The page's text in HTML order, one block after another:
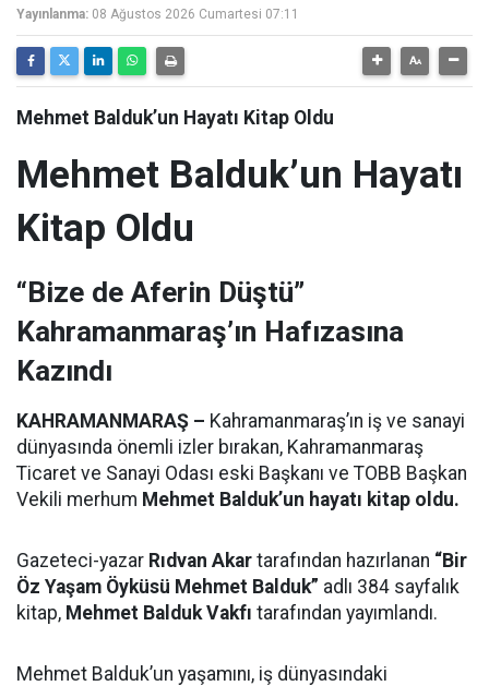
Yayınlanma: 08 Ağustos 2026 Cumartesi 07:11
Mehmet Balduk’un Hayatı Kitap Oldu
Mehmet Balduk’un Hayatı
Kitap Oldu
“Bize de Aferin Düştü”
Kahramanmaraş’ın Hafızasına
Kazındı
KAHRAMANMARAŞ – Kahramanmaraş’ın iş ve sanayi
dünyasında önemli izler bırakan, Kahramanmaraş
Ticaret ve Sanayi Odası eski Başkanı ve TOBB Başkan
Vekili merhum Mehmet Balduk’un hayatı kitap oldu.
Gazeteci-yazar Rıdvan Akar tarafından hazırlanan “Bir
Öz Yaşam Öyküsü Mehmet Balduk” adlı 384 sayfalık
kitap, Mehmet Balduk Vakfı tarafından yayımlandı.
Mehmet Balduk’un yaşamını, iş dünyasındaki